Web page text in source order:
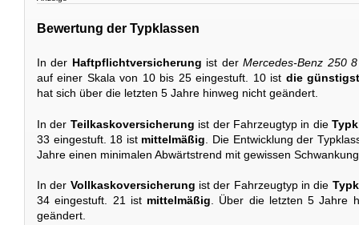
Bewertung der Typklassen
In der Haftpflichtversicherung ist derMercedes-Benz 250
auf einer Skala von 10 bis 25 eingestuft. 10 ist die
hat sich über die letzten 5 Jahre hinweg nicht geändert.
In der Teilkaskoversicherung ist der Fahrzeugtyp in die
33 eingestuft. 18 ist mittelmäßig . Die Entwicklung der
Jahre einen minimalen Abwärtstrend mit gewissen
In der Vollkaskoversicherung ist der Fahrzeugtyp in die
34 eingestuft. 21 ist mittelmäßig. Über die letzten 5 Jahre
geändert.